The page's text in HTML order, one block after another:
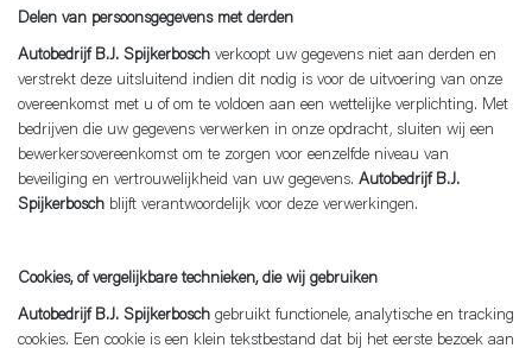
Delen van persoonsgegevens met derden
Autobedrijf B.J. Spijkerbosch verkoopt uw gegevens niet aan derden en
verstrekt deze uitsluitend indien dit nodig is voor de uitvoering van onze
overeenkomst met u of om te voldoen aan een wettelijke verplichting. Met
bedrijven die uw gegevens verwerken in onze opdracht, sluiten wij een
bewerkersovereenkomst om te zorgen voor eenzelfde niveau van
beveiliging en vertrouwelijkheid van uw gegevens. Autobedrijf B.J.
Spijkerbosch blijft verantwoordelijk voor deze verwerkingen.
Cookies, of vergelijkbare technieken, die wij gebruiken
Autobedrijf B.J. Spijkerbosch gebruikt functionele, analytische en tracking
cookies. Een cookie is een klein tekstbestand dat bij het eerste bezoek aan